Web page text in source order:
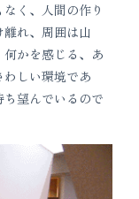
く、人間の作り
れ、周囲は山
かを感じる、あ
しい環境であ
望んでいるので